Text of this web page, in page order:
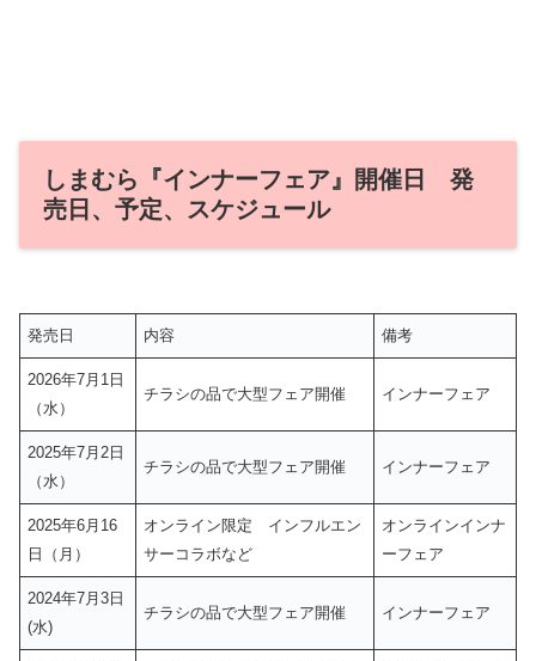
しまむら『インナーフェア』開催日 発
売日、予定、スケジュール
発売日 内容 備考
2026年7月1日
（水）
チラシの品で大型フェア開催 インナーフェア
2025年7月2日
（水）
チラシの品で大型フェア開催 インナーフェア
2025年6月16
日（月）
オンライン限定 インフルエン
サーコラボなど
オンラインインナ
ーフェア
2024年7月3日
(水)
チラシの品で大型フェア開催 インナーフェア